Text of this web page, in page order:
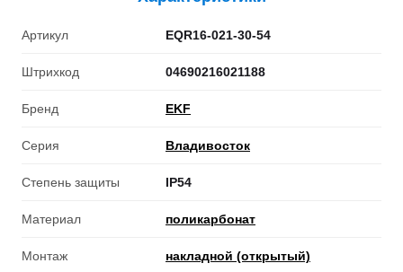
Артикул EQR16-021-30-54
Штрихкод 04690216021188
Бренд EKF
Серия Владивосток
Степень защиты IP54
Материал поликарбонат
Монтаж накладной (открытый)